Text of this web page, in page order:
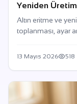
Yeniden
Altın eritme ve
toplanması, ayar
artık yalnızca
13 Mayıs 2026 518